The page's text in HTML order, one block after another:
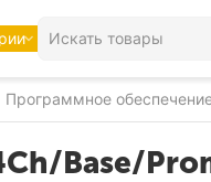
Программное
Base/